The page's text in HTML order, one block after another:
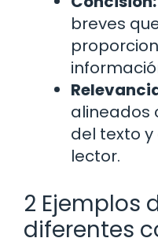
breves
alineados
del texto
lector.
2 Ejemplos
diferentes